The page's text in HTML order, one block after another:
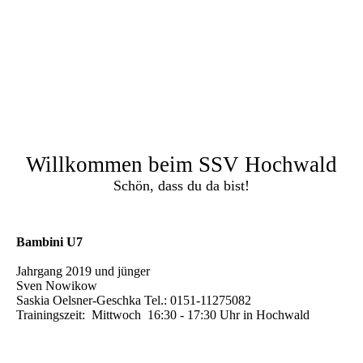
Willkommen beim SSV Hochwald
Schön, dass du da bist!
Bambini U7
Jahrgang 2019 und jünger
Sven Nowikow
Saskia Oelsner-Geschka Tel.: 0151-11275082
Trainingszeit: Mittwoch 16:30 - 17:30 Uhr in Hochwald